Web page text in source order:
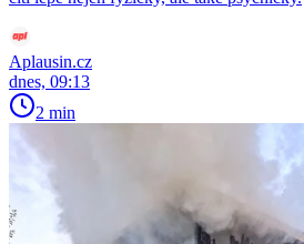
Aplausin.cz
dnes, 09:13
2 min